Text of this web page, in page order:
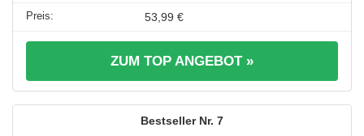
53,99 €
ZUM TOP ANGEBOT »
7